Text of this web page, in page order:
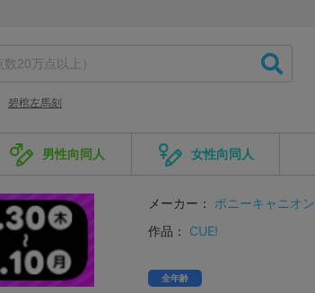
碧棺左馬刻
男性向同人 女性向同人
メーカー：
ポニーキャニオン
作品：
CUE!
全年齢